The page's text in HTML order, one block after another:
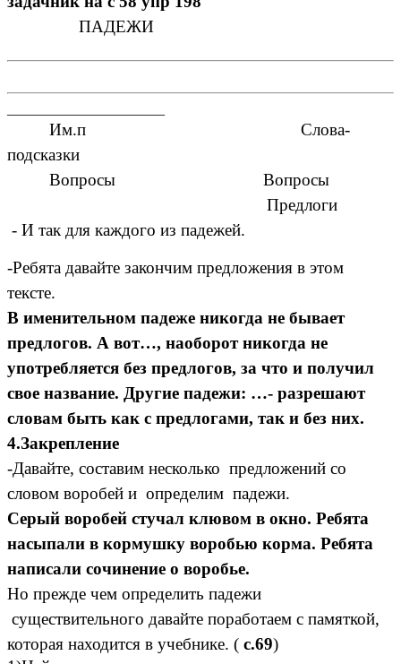
ПАДЕЖИ
Им.п Слова-
подсказки
Вопросы Вопросы
Предлоги
- И так для каждого из падежей.
-Ребята давайте закончим предложения в этом
тексте.
В именительном падеже никогда не бывает
предлогов. А вот…, наоборот никогда не
употребляется без предлогов, за что и получил
свое название. Другие падежи: …- разрешают
словам быть как с предлогами, так и без них.
4.Закрепление
-Давайте, составим несколько предложений со
словом воробей и определим падежи.
Серый воробей стучал клювом в окно. Ребята
насыпали в кормушку воробью корма. Ребята
написали сочинение о воробье.
Но прежде чем определить падежи
существительного давайте поработаем с памяткой,
которая находится в учебнике. ( с.69)